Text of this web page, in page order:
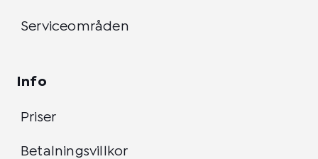
Serviceområden
Info
Priser
Betalningsvillkor